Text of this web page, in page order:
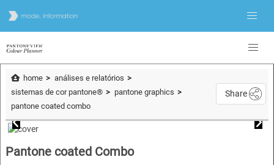
home
análises e relatórios
sistemas de cor pantone®
pantone graphics
pantone coated combo
Share
Pantone coated Combo